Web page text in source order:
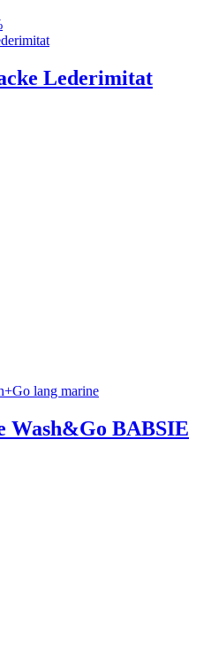
Lederimitat
Wash&Go BABSIE